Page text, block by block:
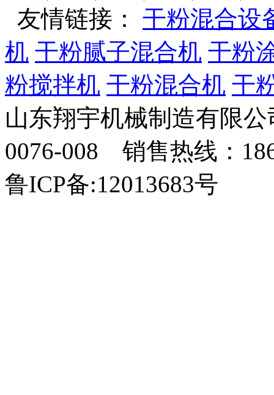
友情链接： 干粉混合设
机 干粉腻子混合机 干粉
粉搅拌机 干粉混合机 干
山东翔宇机械制造有限
0076-008 销售热线：
鲁ICP备:12013683号